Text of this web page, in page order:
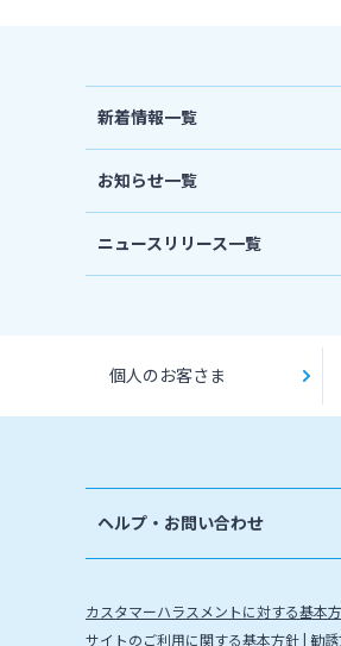
新着情報一覧
お知らせ一覧
ニュースリリース一覧
個人のお客さま
ヘルプ・お問い合わせ
カスタマーハラスメントに対する基本
サイトのご利用に関する基本方針 勧